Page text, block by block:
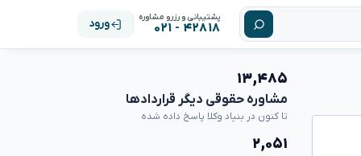
پشتیبانی و رزرو مشاوره
۴۲۸۱۸ - ۰۲۱ ورود
۱۳,۴۸۵
مشاوره حقوقی دیگر قراردادها
تا کنون در بنیاد وکلا پاسخ داده شده
۲,۰۵۱